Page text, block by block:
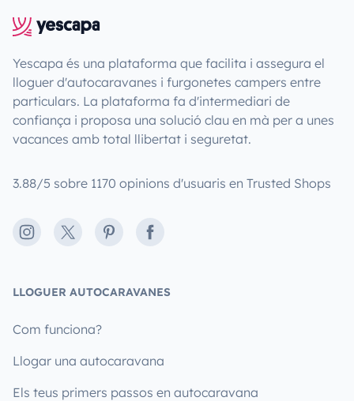
Yescapa és una plataforma que facilita i assegura el
lloguer d'autocaravanes i furgonetes campers entre
particulars. La plataforma fa d'intermediari de
confiança i proposa una solució clau en mà per a unes
vacances amb total llibertat i seguretat.
3.88/5 sobre 1170 opinions d'usuaris en Trusted Shops
Instagram
X PinterestFacebook
LLOGUER AUTOCARAVANES
Com funciona?
Llogar una autocaravana
Els teus primers passos en autocaravana